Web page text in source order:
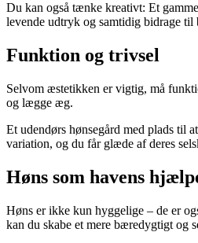
Du kan også tænke kreativt: Et
levende udtryk og samtidig bidrage til
Funktion og trivsel
Selvom æstetikken er vigtig, må
og lægge æg.
Et udendørs hønsegård med plads til
variation, og du får glæde af deres
Høns som havens
Høns er ikke kun hyggelige – de er
kan du skabe et mere bæredygtigt og